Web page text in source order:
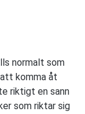
normalt som
komma åt
riktigt en sann
som riktar sig